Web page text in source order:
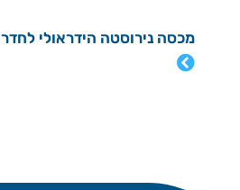
מכסה נירוסטה הידראולי